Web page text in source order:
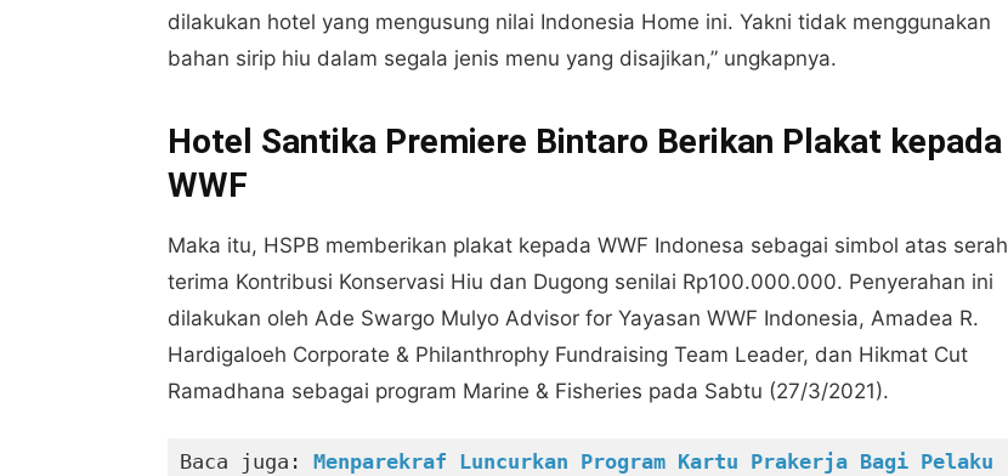
dilakukan hotel yang mengusung nilai Indonesia Home ini. Yakni tidak menggunakan
bahan sirip hiu dalam segala jenis menu yang disajikan,” ungkapnya.
Hotel Santika Premiere Bintaro Berikan Plakat kepada
WWF
Maka itu, HSPB memberikan plakat kepada WWF Indonesa sebagai simbol atas serah
terima Kontribusi Konservasi Hiu dan Dugong senilai Rp100.000.000. Penyerahan ini
dilakukan oleh Ade Swargo Mulyo Advisor for Yayasan WWF Indonesia, Amadea R.
Hardigaloeh Corporate & Philanthrophy Fundraising Team Leader, dan Hikmat Cut
Ramadhana sebagai program Marine & Fisheries pada Sabtu (27/3/2021).
Baca juga:
Menparekraf Luncurkan Program Kartu Prakerja Bagi Pelaku